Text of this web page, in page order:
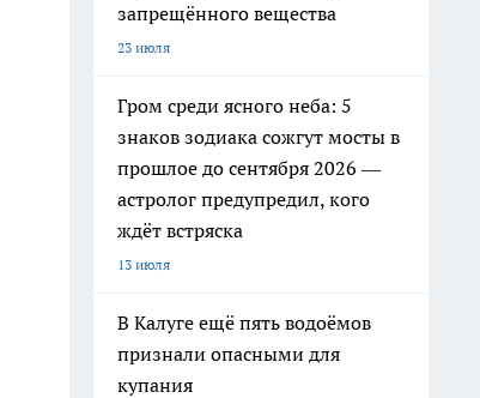
запрещённого вещества
23 июля
Гром среди ясного неба: 5
знаков зодиака сожгут мосты в
прошлое до сентября 2026 —
астролог предупредил, кого
ждёт встряска
13 июля
В Калуге ещё пять водоёмов
признали опасными для
купания